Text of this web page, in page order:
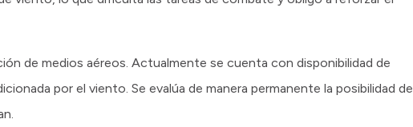
de medios aéreos. Actualmente se cuenta con disponibilidad de
por el viento. Se evalúa de manera permanente la posibilidad de